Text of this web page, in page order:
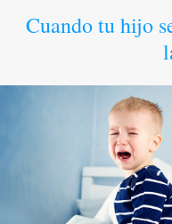
Cuando tu hijo